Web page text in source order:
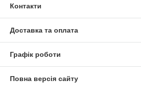
Контакти
Доставка та оплата
Графік роботи
Повна версія сайту